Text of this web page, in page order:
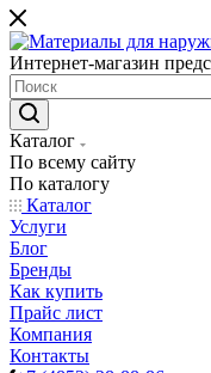
Интернет-магазин
Каталог
По всему сайту
По каталогу
Каталог
Услуги
Блог
Бренды
Как купить
Прайс лист
Компания
Контакты